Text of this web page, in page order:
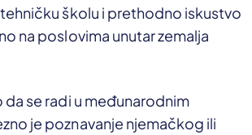
školu i prethodno iskustvo
na poslovima unutar zemalja
da se radi u međunarodnim
je poznavanje njemačkog ili